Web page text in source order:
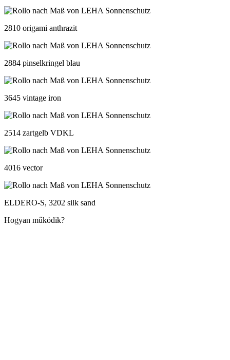
2810 origami anthrazit
2884 pinselkringel blau
3645 vintage iron
2514 zartgelb VDKL
4016 vector
ELDERO-S, 3202 silk sand
Hogyan működik?